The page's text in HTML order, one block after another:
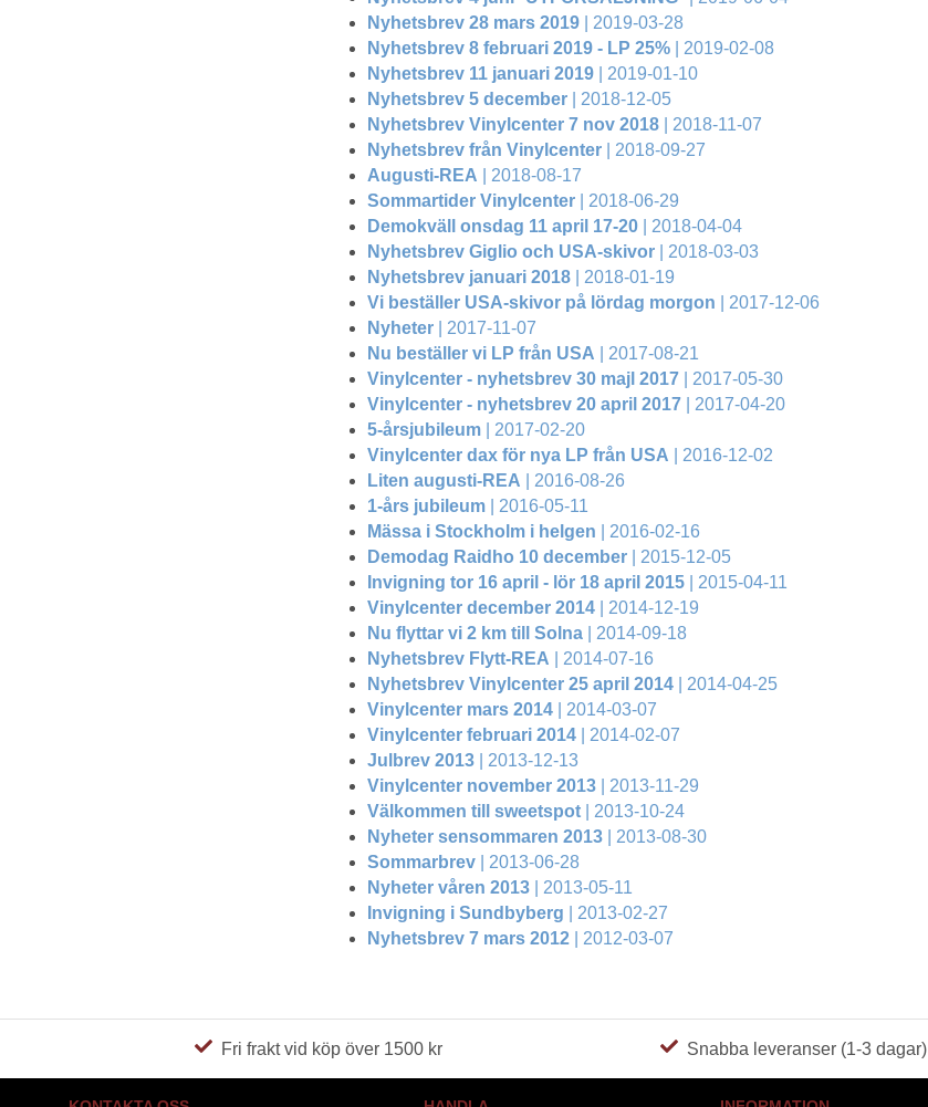
Nyhetsbrev 28 mars 2019 | 2019-03-28
Nyhetsbrev 8 februari 2019 - LP 25% | 2019-02-08
Nyhetsbrev 11 januari 2019 | 2019-01-10
Nyhetsbrev 5 december | 2018-12-05
Nyhetsbrev Vinylcenter 7 nov 2018 | 2018-11-07
Nyhetsbrev från Vinylcenter | 2018-09-27
Augusti-REA | 2018-08-17
Sommartider Vinylcenter | 2018-06-29
Demokväll onsdag 11 april 17-20 | 2018-04-04
Nyhetsbrev Giglio och USA-skivor | 2018-03-03
Nyhetsbrev januari 2018 | 2018-01-19
Vi beställer USA-skivor på lördag morgon | 2017-12-06
Nyheter | 2017-11-07
Nu beställer vi LP från USA | 2017-08-21
Vinylcenter - nyhetsbrev 30 majl 2017 | 2017-05-30
Vinylcenter - nyhetsbrev 20 april 2017 | 2017-04-20
5-årsjubileum | 2017-02-20
Vinylcenter dax för nya LP från USA | 2016-12-02
Liten augusti-REA | 2016-08-26
1-års jubileum | 2016-05-11
Mässa i Stockholm i helgen | 2016-02-16
Demodag Raidho 10 december | 2015-12-05
Invigning tor 16 april - lör 18 april 2015 | 2015-04-11
Vinylcenter december 2014 | 2014-12-19
Nu flyttar vi 2 km till Solna | 2014-09-18
Nyhetsbrev Flytt-REA | 2014-07-16
Nyhetsbrev Vinylcenter 25 april 2014 | 2014-04-25
Vinylcenter mars 2014 | 2014-03-07
Vinylcenter februari 2014 | 2014-02-07
Julbrev 2013 | 2013-12-13
Vinylcenter november 2013 | 2013-11-29
Välkommen till sweetspot | 2013-10-24
Nyheter sensommaren 2013 | 2013-08-30
Sommarbrev | 2013-06-28
Nyheter våren 2013 | 2013-05-11
Invigning i Sundbyberg | 2013-02-27
Nyhetsbrev 7 mars 2012 | 2012-03-07
Fri frakt vid köp över 1500 kr Snabba leveranser (1-3 dagar)